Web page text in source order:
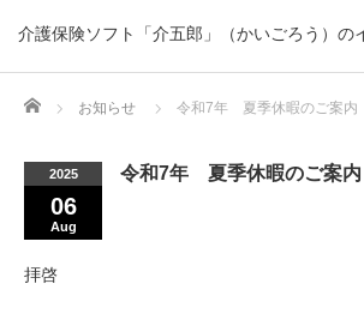
介護保険ソフト「介五郎」（かいごろう）の
Home お知らせ 令和7年 夏季休暇のご案内
2025
06
Aug
令和7年 夏季休暇のご案内
拝啓